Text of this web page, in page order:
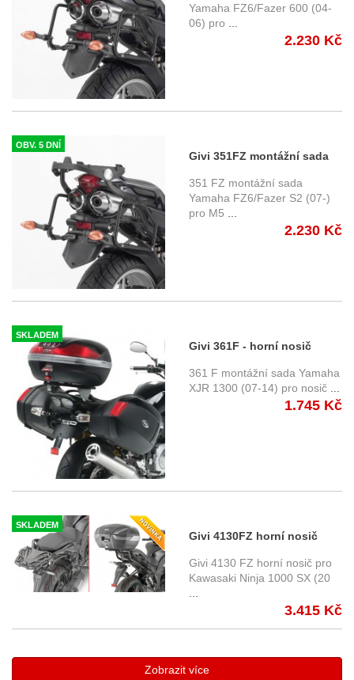
/ Fazer (04-06)
Yamaha FZ6/Fazer 600 (04-
06) pro
2.230 Kč
OBV. 5 DNÍ
Givi 351FZ montážní sada
horního nosiče Yamaha FZ6
S2 / Fazer S2 (07-11)
351 FZ montážní sada
Yamaha FZ6/Fazer S2 (07-)
pro M5
2.230 Kč
SKLADEM
Givi 361F - horní nosič
Yamaha XJR 1300 (07-14)
361 F montážní sada Yamaha
XJR 1300 (07-14) pro nosič
1.745 Kč
SKLADEM
Givi 4130FZ horní nosič
Kawasaki Ninja 1000 SX
(20-)
Givi 4130 FZ horní nosič pro
Kawasaki Ninja 1000 SX (20
3.415 Kč
Zobrazit více